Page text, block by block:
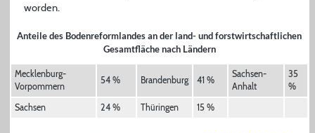
worden.
Anteile des Bodenreformlandes an der land- und forstwirtschaftlichen
Gesamtfläche nach Ländern
Mecklenburg-
Vorpommern
54 % Brandenburg 41 %
Sachsen-
Anhalt
35
%
Sachsen
24 % Thüringen 15 %